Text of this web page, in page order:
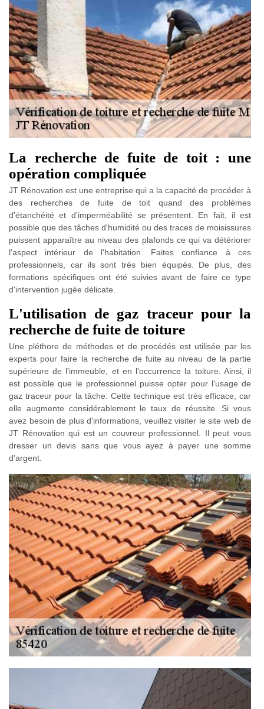
La recherche de fuite de toit : une
opération compliquée
JT Rénovation est une entreprise qui a la capacité de procéder à
des recherches de fuite de toit quand des problèmes
d'étanchéité et d'imperméabilité se présentent. En fait, il est
possible que des tâches d'humidité ou des traces de moisissures
puissent apparaître au niveau des plafonds ce qui va détériorer
l'aspect intérieur de l'habitation. Faites confiance à ces
professionnels, car ils sont très bien équipés. De plus, des
formations spécifiques ont été suivies avant de faire ce type
d'intervention jugée délicate.
L'utilisation de gaz traceur pour la
recherche de fuite de toiture
Une pléthore de méthodes et de procédés est utilisée par les
experts pour faire la recherche de fuite au niveau de la partie
supérieure de l'immeuble, et en l'occurrence la toiture. Ainsi, il
est possible que le professionnel puisse opter pour l'usage de
gaz traceur pour la tâche. Cette technique est très efficace, car
elle augmente considérablement le taux de réussite. Si vous
avez besoin de plus d'informations, veuillez visiter le site web de
JT Rénovation qui est un couvreur professionnel. Il peut vous
dresser un devis sans que vous ayez à payer une somme
d'argent.